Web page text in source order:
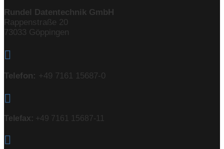
Rundel Datentechnik GmbH
Rappenstraße 20
73033 Göppingen

Telefon: +49 7161 15687-0

Telefax: +49 7161 15687-11
